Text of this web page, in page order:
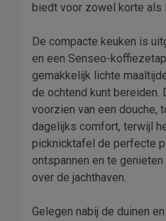
biedt voor zowel korte als
De compacte keuken is
en een Senseo-
gemakkelijk lichte
de ochtend kunt bereiden.
voorzien van een douche,
dagelijks comfort, terwijl
picknicktafel de perfecte
ontspannen en te
over de jachthaven.
Gelegen nabij de duinen